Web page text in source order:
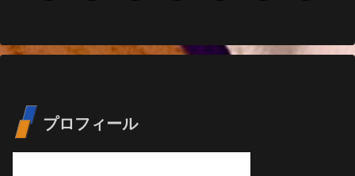
プロフィール